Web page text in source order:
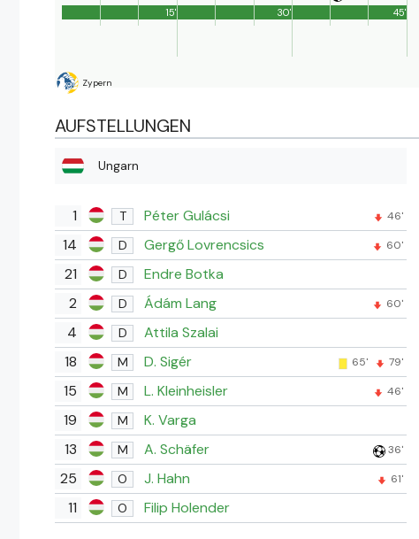
Zypern
45'
15' 30'
AUFSTELLUNGEN
Ungarn
1 T Péter Gulácsi 46'
14 D Gergő Lovrencsics 60'
21 D
Endre Botka
2
D Ádám Lang 60'
4 D
Attila Szalai
18
M D. Sigér 65' 79'
15 M L. Kleinheisler 46'
19 M
K. Varga
13
M A. Schäfer 36'
25 O J. Hahn 61'
11 O Filip Holender